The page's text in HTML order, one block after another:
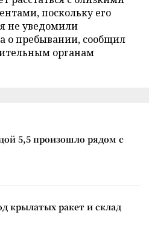
поскольку его
не уведомили
о пребывании, сообщил
органам
5,5 произошло рядом с
крылатых ракет и склад